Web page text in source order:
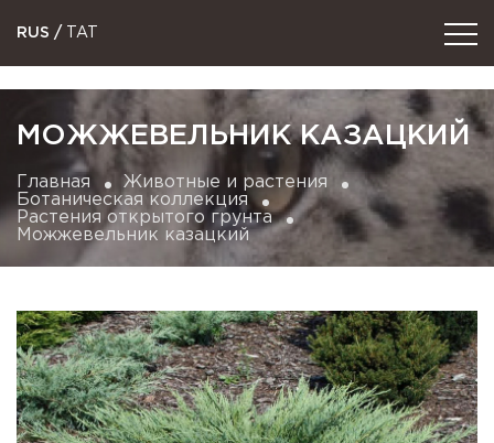
RUS / TAT
МОЖЖЕВЕЛЬНИК КАЗАЦКИЙ
Главная
Животные и растения
Ботаническая коллекция
Растения открытого грунта
Можжевельник казацкий